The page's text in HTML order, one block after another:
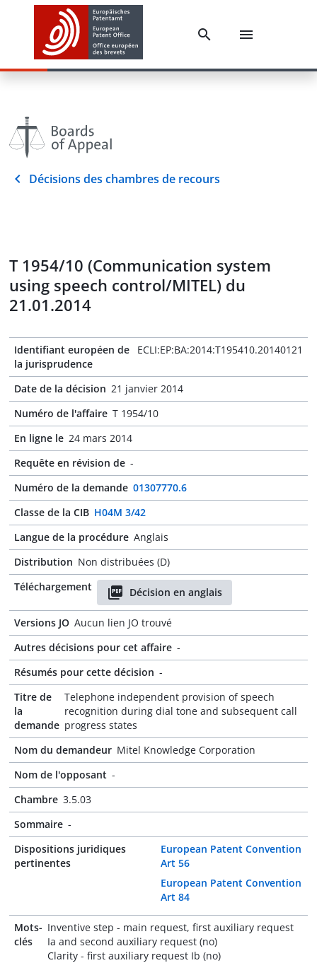
Décisions des chambres de recours
T 1954/10 (Communication system
using speech control/MITEL) du
21.01.2014
Identifiant européen de
la jurisprudence
ECLI:EP:BA:2014:T195410.20140121
Date de la décision 21 janvier 2014
Numéro de l'affaire T 1954/10
En ligne le 24 mars 2014
Requête en révision de -
Numéro de la demande 01307770.6
Classe de la CIB H04M 3/42
Langue de la procédure Anglais
Distribution Non distribuées (D)
Téléchargement
Décision en anglais
Versions JO Aucun lien JO trouvé
Autres décisions pour cet affaire -
Résumés pour cette décision -
Titre de
la
demande
Telephone independent provision of speech
recognition during dial tone and subsequent call
progress states
Nom du demandeur Mitel Knowledge Corporation
Nom de l'opposant -
Chambre 3.5.03
Sommaire -
Dispositions juridiques
pertinentes
European Patent Convention
Art 56
European Patent Convention
Art 84
Mots-
clés
Inventive step - main request, first auxiliary request
Ia and second auxiliary request (no)
Clarity - first auxiliary request Ib (no)